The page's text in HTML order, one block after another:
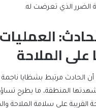
الضرر الذي تعرضت له.
على الملاحة
أن الحادث مرتبط بشظايا
المنطقة، ما يطرح
القريبة على سلامة الملاحة